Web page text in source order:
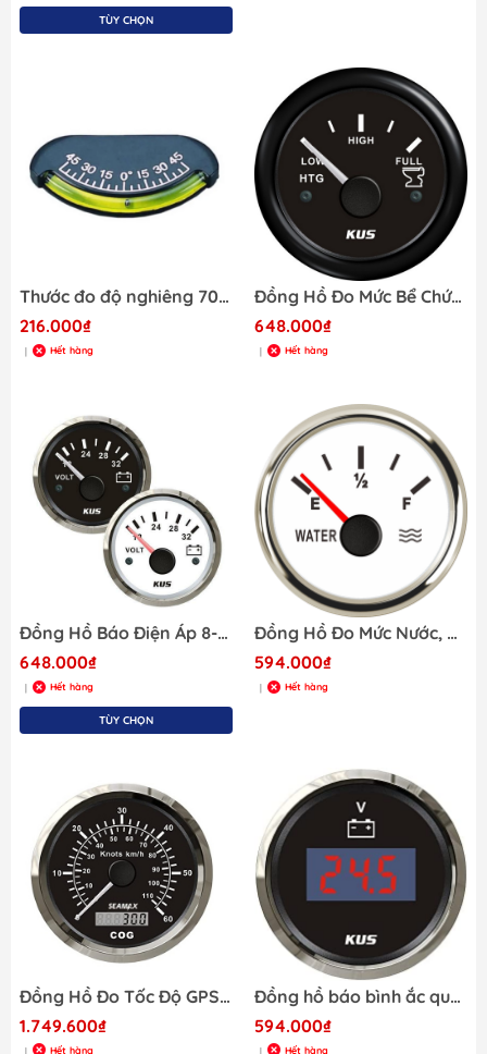
TÙY CHỌN
Thước đo độ nghiêng 70085
216.000₫
| Hết hàng
Đồng Hồ Đo Mức Bể Chứa Chất Thải Toilet, Dùng Cho tàu Cano Điện Áp 12/24V , Mã KY12200
648.000₫
| Hết hàng
Đồng Hồ Báo Điện Áp 8-16V, Đường Kính 52mm, Màu Trắng hoặc Đen, Dùng Báo Bình ắc quy, điện áp DC
648.000₫
| Hết hàng
TÙY CHỌN
Đồng Hồ Đo Mức Nước, Đường Kính 52mm, Tần Số 0-190ohm
594.000₫
| Hết hàng
Đồng Hồ Đo Tốc Độ GPS 0-60Knot, Điện Áp 12/24V Đường Kính 85mm, Chất Liệu Inox316 Màu Đen, Mã JYV00989
1.749.600₫
| Hết hàng
Đồng hồ báo bình ắc quy , Đo Volt 12/24V Đồng Hồ Đo Volt dạng điện tử
594.000₫
| Hết hàng